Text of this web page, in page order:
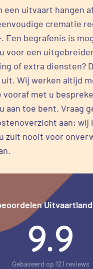
een uitvaart hangen
crematie
. Een begrafenis is
voor een
of extra diensten?
Wij werken altijd
vooraf met u
aan toe bent. Vraag
aan; wij
zult nooit voor
9.9
Gebaseerd op 121 reviews